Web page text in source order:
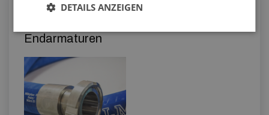
Konfektionierung von
Endarmaturen
DETAILS ANZEIGEN